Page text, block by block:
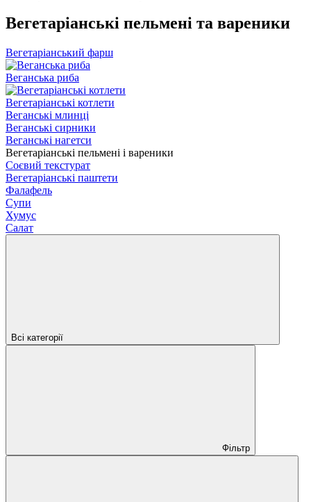
Вегетаріанські пельмені та вареники
Вегетаріанський фарш
Веганська риба
Вегетаріанські котлети
Веганські млинці
Веганські сирники
Веганські нагетси
Вегетаріанські пельмені і вареники
Соєвий текстурат
Вегетаріанські паштети
Фалафель
Супи
Хумус
Салат
Всі категорії
Фільтр